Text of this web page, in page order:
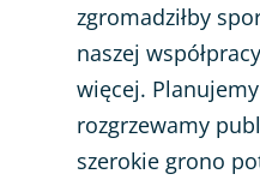
zgromadziłby
naszej
więcej.
rozgrzewamy
szerokie grono